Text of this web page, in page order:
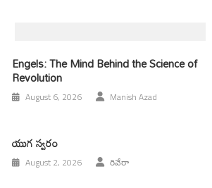
Engels: The Mind Behind the Science of
Revolution
August 6, 2026 Manish Azad
యుగ స్వ‌రం
August 2, 2026 రివేరా